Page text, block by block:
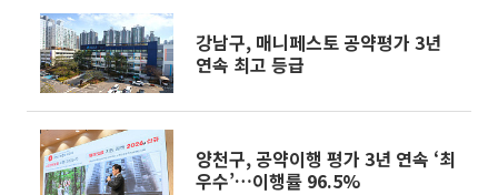
강남구, 매니페스토 공약평가 3년
연속 최고 등급
양천구, 공약이행 평가 3년 연속 ‘최
우수’…이행률 96.5%